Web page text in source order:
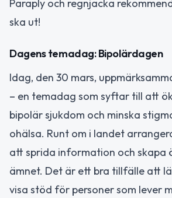
Paraply och regnjacka
ska ut!
Dagens temadag: Bipolärdagen
Idag, den 30 mars,
– en temadag som syftar till att
bipolär sjukdom och minska
ohälsa. Runt om i landet
att sprida information och skapa
ämnet. Det är ett bra tillfälle att
visa stöd för personer som lever